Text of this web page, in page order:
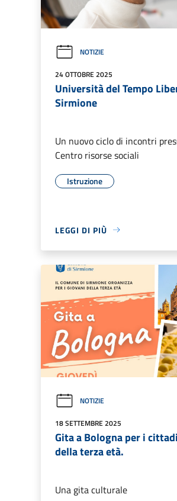
NOTIZIE
24 OTTOBRE 2025
Università del Tempo
Sirmione
Un nuovo ciclo di incontri
Centro risorse sociali
Istruzione
LEGGI DI PIÙ
NOTIZIE
18 SETTEMBRE 2025
Gita a Bologna per i
della terza età.
Una gita culturale